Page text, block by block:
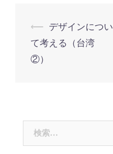
投
稿
ナ
シ
ョ
ン
⟵ デザインについ
て考える（台湾
②）